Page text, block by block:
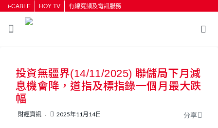
i-CABLE HOY TV 有線寬頻及電訊服務
按輸入鍵開始搜尋
投資無疆界(14/11/2025) 聯儲局下月減
息機會降，道指及標指錄一個月最大跌
幅
財經資訊 2025年11月14日 分享